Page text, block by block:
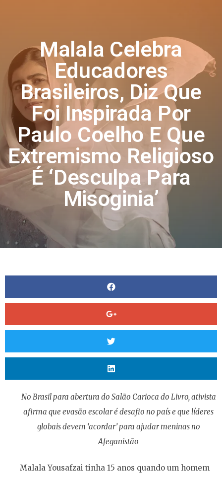
Malala Celebra
Educadores
Brasileiros, Diz Que
Foi Inspirada Por
Paulo Coelho E Que
Extremismo Religioso
É ‘desculpa Para
Misoginia’
No Brasil para abertura do Salão Carioca do Livro, ativista
afirma que evasão escolar é desafio no país e que líderes
globais devem ‘acordar’ para ajudar meninas no
Afeganistão
Malala Yousafzai tinha 15 anos quando um homem